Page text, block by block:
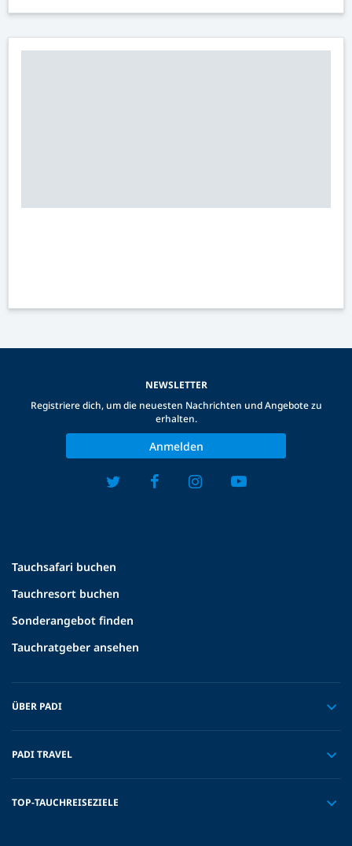
Tauchsafari buchen
Tauchresort buchen
Sonderangebot finden
Tauchratgeber ansehen
ÜBER PADI
PADI TRAVEL
TOP-TAUCHREISEZIELE
NEWSLETTER
Registriere dich, um die neuesten Nachrichten und Angebote zu
erhalten.
Anmelden